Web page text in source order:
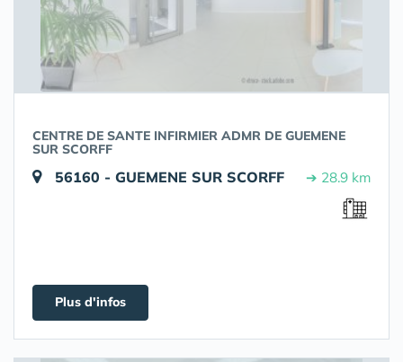
CENTRE DE SANTE INFIRMIER ADMR DE GUEMENE
SUR SCORFF
56160 - GUEMENE SUR SCORFF ➔ 28.9 km
Plus d'infos